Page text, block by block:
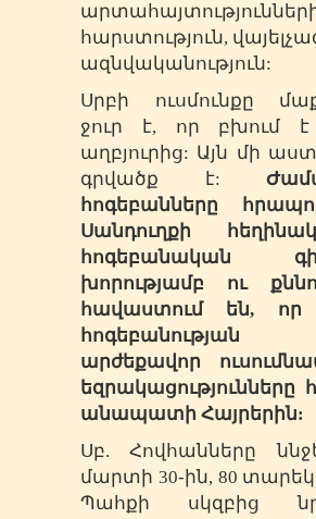
հարստություն,
ազնվականություն:
Սրբի ուսմունքը
ջուր է, որ բխում
աղբյուրից: Այն մի
գրվածք է:
հոգեբանները
Սանդուղքի
հոգեբանական
խորությամբ ու
հավաստում են, որ
արժեքավոր
եզրակացությունները
անապատի Հայրերին:
Սբ. Հովհանները
մարտի 30-ին, 80
Պահքի սկզբից